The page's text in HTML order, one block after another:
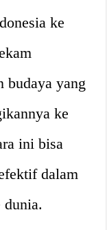
ke
budaya yang
ke
ini bisa
dalam
dunia.